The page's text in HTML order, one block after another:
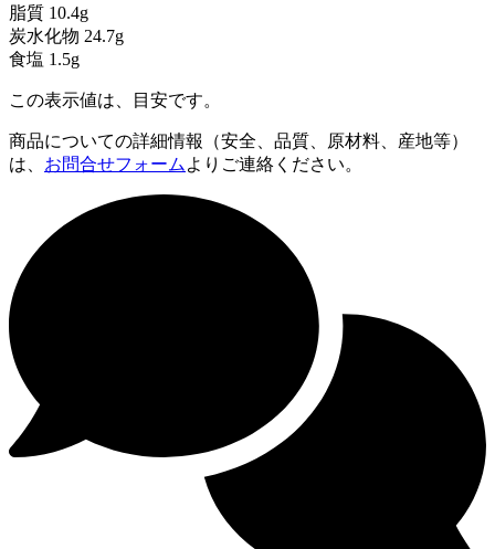
脂質 10.4g
炭水化物 24.7g
食塩 1.5g
この表示値は、目安です。
商品についての詳細情報（安全、品質、原材料、産地等）
は、 お問合せフォーム よりご連絡ください。